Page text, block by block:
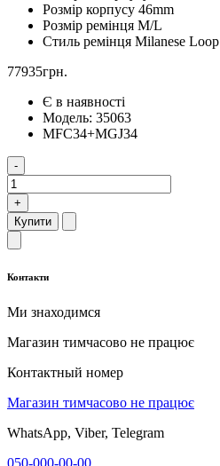
Розмір корпусу 46mm
Розмір ремінця M/L
Стиль ремінця Milanese Loop
77935грн.
Є в наявності
Модель: 35063
MFC34+MGJ34
-
+
Купити
Контакти
Ми знаходимся
Магазин тимчасово не працює
Контактный номер
Магазин тимчасово не працює
WhatsApp, Viber, Telegram
050-000-00-00